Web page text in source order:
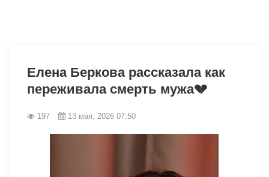
Елена Беркова рассказала как
переживала смерть мужа💔
197 13 мая, 2026 07:50